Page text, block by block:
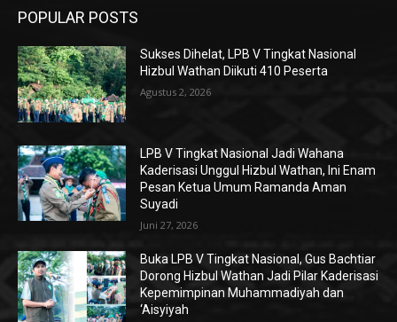
POPULAR POSTS
Sukses Dihelat, LPB V Tingkat Nasional
Hizbul Wathan Diikuti 410 Peserta
Agustus 2, 2026
LPB V Tingkat Nasional Jadi Wahana
Kaderisasi Unggul Hizbul Wathan, Ini Enam
Pesan Ketua Umum Ramanda Aman
Suyadi
Juni 27, 2026
Buka LPB V Tingkat Nasional, Gus Bachtiar
Dorong Hizbul Wathan Jadi Pilar Kaderisasi
Kepemimpinan Muhammadiyah dan
‘Aisyiyah